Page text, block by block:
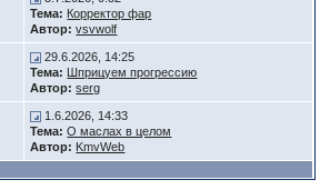
Тема: Корректор фар
Автор: vsvwolf
29.6.2026, 14:25
Тема: Шприцуем прогрессию
Автор: serg
1.6.2026, 14:33
Тема: О маслах в целом
Автор: KmvWeb